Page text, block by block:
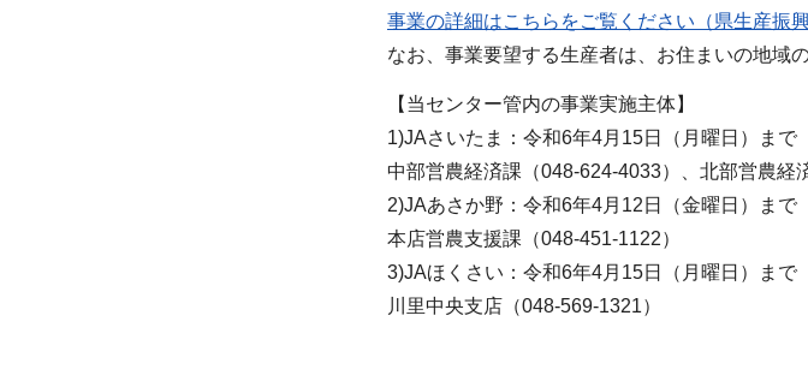
事業の詳細はこちらをご覧ください（県生産振
なお、事業要望する生産者は、お住まいの地域
【当センター管内の事業実施主体】
1)JAさいたま：令和6年4月15日（月曜日）まで
中部営農経済課（048-624-4033）、北部営農経
2)JAあさか野：令和6年4月12日（金曜日）まで
本店営農支援課（048-451-1122）
3)JAほくさい：令和6年4月15日（月曜日）まで
川里中央支店（048-569-1321）